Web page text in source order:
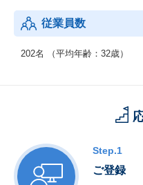
従業員数
202名 （平均年齢：32歳）
Step.1
ご登録